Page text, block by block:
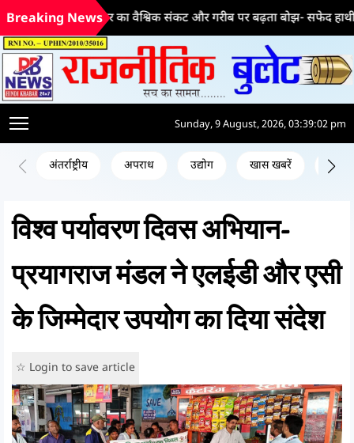
भ्रष्टाचार का वैश्विक संकट और गरीब पर बढ़ता बोझ- सफेद हाथी की
Breaking News
Sunday, 9 August, 2026, 03:39:02 pm
अंतर्राष्ट्रीय अपराध उद्योग खास खबरें जन
विश्व पर्यावरण दिवस अभियान-
प्रयागराज मंडल ने एलईडी और एसी
के जिम्मेदार उपयोग का दिया संदेश
☆ Login to save article